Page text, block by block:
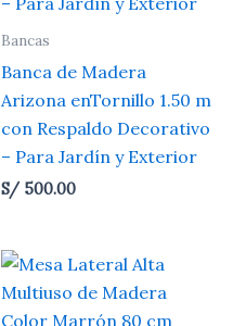
Bancas
Banca de Madera
Arizona enTornillo 1.50 m
con Respaldo Decorativo
– Para Jardín y Exterior
S/500.00